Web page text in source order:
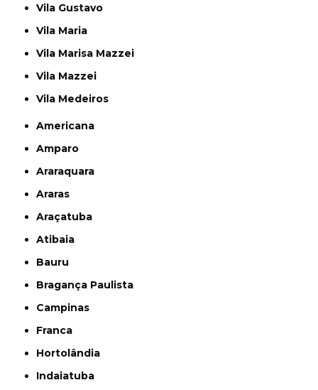
Vila Gustavo
Vila Maria
Vila Marisa Mazzei
Vila Mazzei
Vila Medeiros
Americana
Amparo
Araraquara
Araras
Araçatuba
Atibaia
Bauru
Bragança Paulista
Campinas
Franca
Hortolândia
Indaiatuba